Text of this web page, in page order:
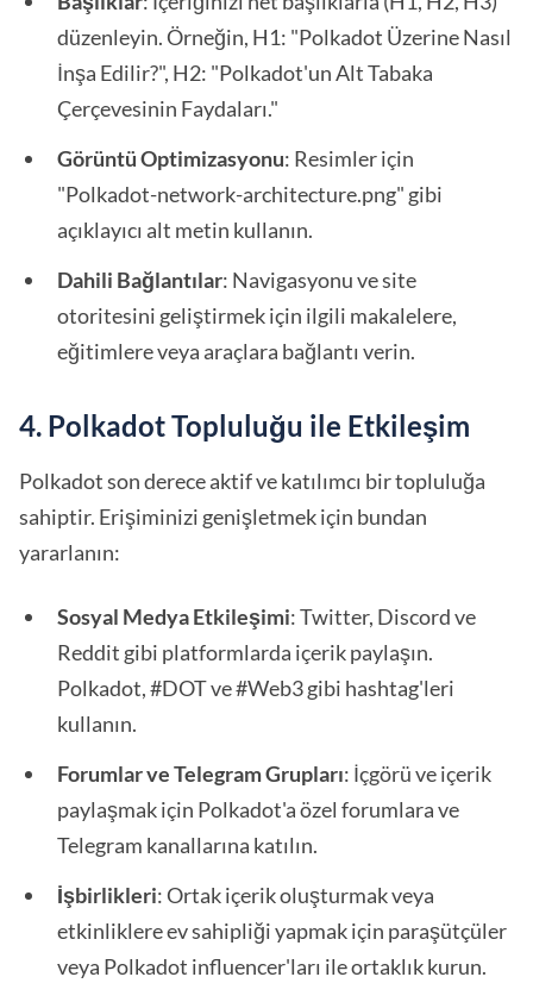
düzenleyin. Örneğin, H1: "Polkadot Üzerine Nasıl
İnşa Edilir?", H2: "Polkadot'un Alt Tabaka
Çerçevesinin Faydaları."
Görüntü Optimizasyonu: Resimler için
"Polkadot-network-architecture.png" gibi
açıklayıcı alt metin kullanın.
Dahili Bağlantılar: Navigasyonu ve site
otoritesini geliştirmek için ilgili makalelere,
eğitimlere veya araçlara bağlantı verin.
4. Polkadot Topluluğu ile Etkileşim
Polkadot son derece aktif ve katılımcı bir topluluğa
sahiptir. Erişiminizi genişletmek için bundan
yararlanın:
Sosyal Medya Etkileşimi: Twitter, Discord ve
Reddit gibi platformlarda içerik paylaşın.
Polkadot, #DOT ve #Web3 gibi hashtag'leri
kullanın.
Forumlar ve Telegram Grupları: İçgörü ve içerik
paylaşmak için Polkadot'a özel forumlara ve
Telegram kanallarına katılın.
İşbirlikleri: Ortak içerik oluşturmak veya
etkinliklere ev sahipliği yapmak için paraşütçüler
veya Polkadot influencer'ları ile ortaklık kurun.